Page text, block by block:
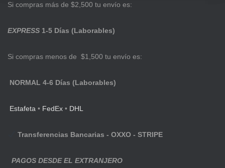
Si compras más de $2,500 tu envío es:
EXPRESS 1-5 Días (Laborables)
Si compras menos de $1,500 tu envío es:
NORMAL 4-6 Días (Laborables)
Estafeta • FedEx • DHL
Transferencias Bancarias - OXXO - STRIPE
PAGOS DESDE EL EXTRANJERO